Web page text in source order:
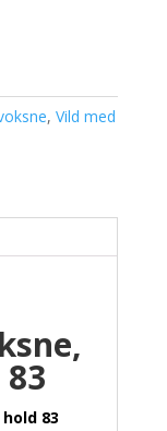
, Vild med
83